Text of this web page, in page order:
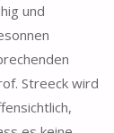
und
Streeck wird